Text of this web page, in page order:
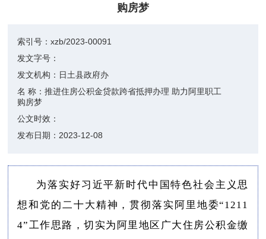
购房梦
索引号：xzb/2023-00091
发文字号：
发文机构： 日土县政府办
名 称：推进住房公积金贷款跨省抵押办理 助力阿里职工
购房梦
公文时效：
发布日期： 2023-12-08
为落实好习近平新时代中国特色社会主义思
想和党的二十大精神，贯彻落实阿里地委“1211
4”工作思路，切实为阿里地区广大住房公积金缴